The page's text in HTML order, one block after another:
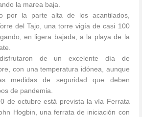
la marea baja.
por la parte alta de los acantilados,
del Tajo, una torre vigía de casi 100
en ligera bajada, a la playa de la
de un excelente día de
con una temperatura idónea, aunque
medidas de seguridad que deben
de pandemia.
de octubre está prevista la vía Ferrata
Hogbin, una ferrata de iniciación con